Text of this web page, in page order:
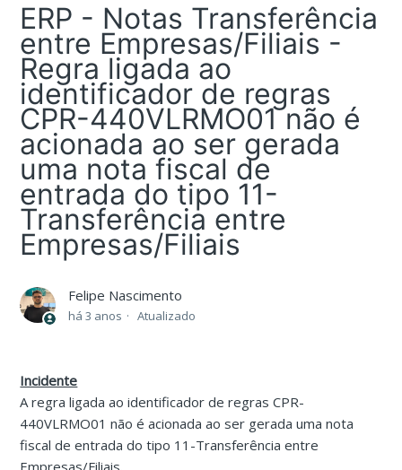
ERP - Notas Transferência
entre Empresas/Filiais -
Regra ligada ao
identificador de regras
CPR-440VLRMO01 não é
acionada ao ser gerada
uma nota fiscal de
entrada do tipo 11-
Transferência entre
Empresas/Filiais
Felipe Nascimento
há 3 anos Atualizado
Incidente
A regra ligada ao identificador de regras CPR-
440VLRMO01 não é acionada ao ser gerada uma nota
fiscal de entrada do tipo 11-Transferência entre